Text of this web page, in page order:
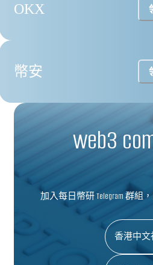
OKX
幣安
web3
加入每日幣研 Telegram 群
香港中文